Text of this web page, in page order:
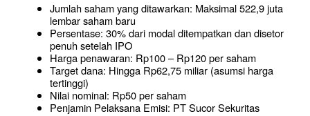
Jumlah saham yang ditawarkan: Maksimal 522,9 juta
lembar saham baru
Persentase: 30% dari modal ditempatkan dan disetor
penuh setelah IPO
Harga penawaran: Rp100 – Rp120 per saham
Target dana: Hingga Rp62,75 miliar (asumsi harga
tertinggi)
Nilai nominal: Rp50 per saham
Penjamin Pelaksana Emisi: PT Sucor Sekuritas